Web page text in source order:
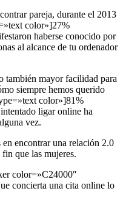
pareja, durante el 2013
color»]27%
haberse conocido por
al alcance de tu ordenador
también mayor facilidad para
siempre hemos querido
color»]81%
ligar online ha
vez.
en encontrar una relación 2.0
que las mujeres.
color=»C24000″
concierta una cita online lo